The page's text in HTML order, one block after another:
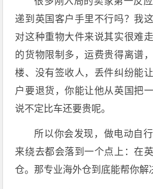
递到英国客户手里不行吗？我
对这种重物大件来说其实很难
的货物限制多，运费贵得离谱
楼、没有签收人，丢件纠纷能
户要退货，你能让他从英国把
说不定比车还要贵呢。
所以你会发现，做电动自
来绕去都会落到一个点上：在
仓。 那专业海外仓到底能帮你解